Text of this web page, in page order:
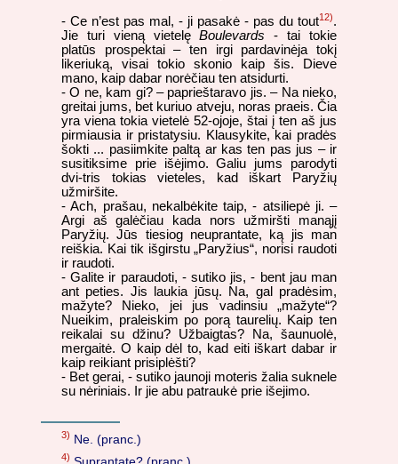
- Ce n’est pas mal, - ji pasakė - pas du tout12).
Jie turi vieną vietelęBoulevards - tai tokie
platūs prospektai – ten irgi pardavinėja tokį
likeriuką, visai tokio skonio kaip šis. Dieve
mano, kaip dabar norėčiau ten atsidurti.
- O ne, kam gi? – paprieštaravo jis. – Na nieko,
greitai jums, bet kuriuo atveju, noras praeis. Čia
yra viena tokia vietelė 52-ojoje, štai į ten aš jus
pirmiausia ir pristatysiu. Klausykite, kai pradės
šokti ... pasiimkite paltą ar kas ten pas jus – ir
susitiksime prie išėjimo. Galiu jums parodyti
dvi-tris tokias vieteles, kad iškart Paryžių
užmiršite.
- Ach, prašau, nekalbėkite taip, - atsiliepė ji. –
Argi aš galėčiau kada nors užmiršti manąjį
Paryžių. Jūs tiesiog neuprantate, ką jis man
reiškia. Kai tik išgirstu „Paryžius“, norisi raudoti
ir raudoti.
- Galite ir paraudoti, - sutiko jis, - bent jau man
ant peties. Jis laukia jūsų. Na, gal pradėsim,
mažyte? Nieko, jei jus vadinsiu „mažyte“?
Nueikim, praleiskim po porą taurelių. Kaip ten
reikalai su džinu? Užbaigtas? Na, šaunuolė,
mergaitė. O kaip dėl to, kad eiti iškart dabar ir
kaip reikiant prisiplėšti?
- Bet gerai, - sutiko jaunoji moteris žalia suknele
su nėriniais. Ir jie abu patraukė prie išejimo.
3) Ne. (pranc.)
4)